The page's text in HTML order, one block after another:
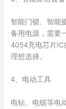
智能门锁、智能
备用电源，需要
4054充电芯片IC
理想选择。
4、电动工具
电钻、电锯等电